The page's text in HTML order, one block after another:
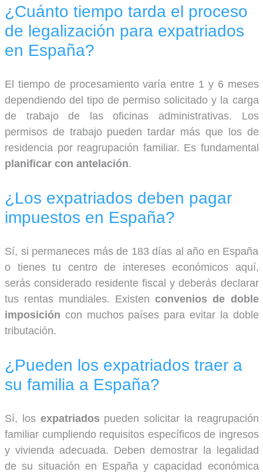
¿Cuánto tiempo tarda el proceso
de legalización para expatriados
en España?
El tiempo de procesamiento varía entre 1 y 6 meses
dependiendo del tipo de permiso solicitado y la carga
de trabajo de las oficinas administrativas. Los
permisos de trabajo pueden tardar más que los de
residencia por reagrupación familiar. Es fundamental
planificar con antelación.
¿Los expatriados deben pagar
impuestos en España?
Sí, si permaneces más de 183 días al año en España
o tienes tu centro de intereses económicos aquí,
serás considerado residente fiscal y deberás declarar
tus rentas mundiales. Existenconvenios de doble
imposición con muchos países para evitar la doble
tributación.
¿Pueden los expatriados traer a
su familia a España?
Sí, los expatriados pueden solicitar la reagrupación
familiar cumpliendo requisitos específicos de ingresos
y vivienda adecuada. Deben demostrar la legalidad
de su situación en España y capacidad económica